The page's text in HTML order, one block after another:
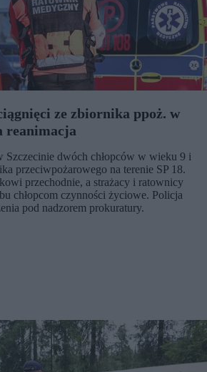
ze zbiornika ppoż. w
reanimacja
Szczecinie dwóch chłopców w wieku 9 i
przeciwpożarowego na terenie SP 18.
przechodnie, a strażacy i ratownicy
chłopcom czynności życiowe. Policja
pod nadzorem prokuratury.